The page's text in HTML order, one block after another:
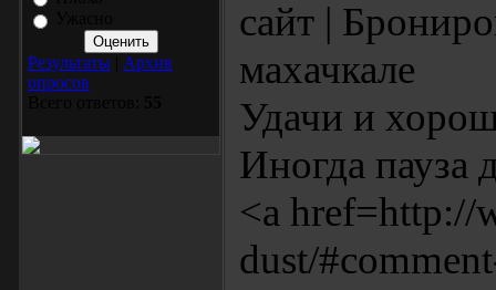
Результаты
Архив
опросов
сайт |
махачкале
Удачи и
Иногда пауза
<a href=http://
dust/